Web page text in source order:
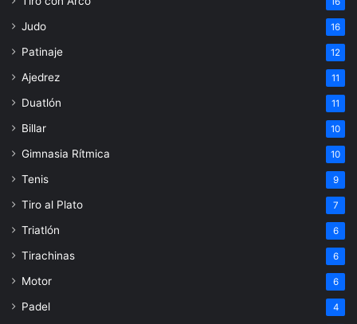
Judo 16
Patinaje 12
Ajedrez 11
Duatlón 11
Billar 10
Gimnasia Rítmica 10
Tenis 9
Tiro al Plato 7
Triatlón 6
Tirachinas 6
Motor 6
Padel 4